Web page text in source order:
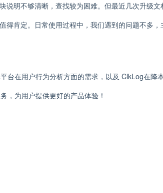
说明不够清晰，查找较为困难。但最近几次升级文
得肯定。日常使用过程中，我们遇到的问题不多，
台在用户行为分析方面的需求，以及 ClkLog在降
，为用户提供更好的产品体验！